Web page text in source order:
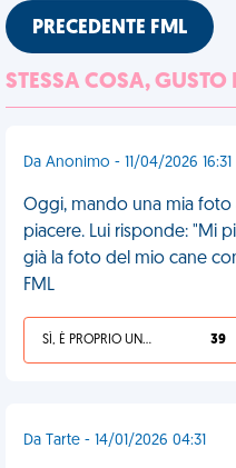
PRECEDENTE FML
STESSA COSA, GUSTO
Da Anonimo - 11/04/2026 16:31
Oggi, mando una mia foto
piacere. Lui risponde: "Mi
già la foto del mio cane
FML
SÌ, È PROPRIO UNA VDM! 39
Da Tarte - 14/01/2026 04:31